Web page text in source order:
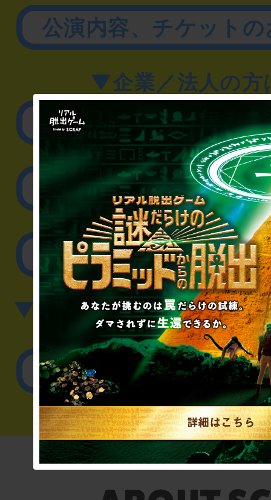
公演内容、チケット
▼企業／法人の方
リアル脱出ゲーム制作
取材に関するお
その他のご相談／
▼英語、中国語でのお問
English／